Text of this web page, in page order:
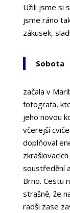
Užili jsme si
jsme ráno
zákusek,
Sobota
začala v
fotografa,
jeho novou
včerejší
doplňoval
soustředění
Brno. Cestu
strašně, že
radši zase